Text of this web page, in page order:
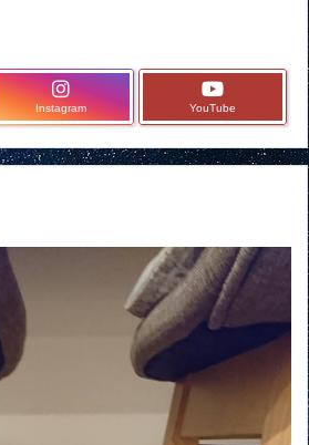
Instagram YouTube